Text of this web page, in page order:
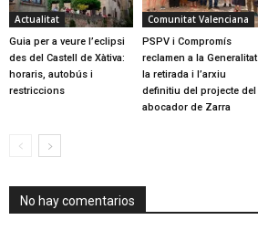
Actualitat
Guia per a veure l’eclipsi
des del Castell de Xàtiva:
horaris, autobús i
restriccions
Comunitat Valenciana
PSPV i Compromís
reclamen a la Generalitat
la retirada i l’arxiu
definitiu del projecte del
abocador de Zarra
No hay comentarios